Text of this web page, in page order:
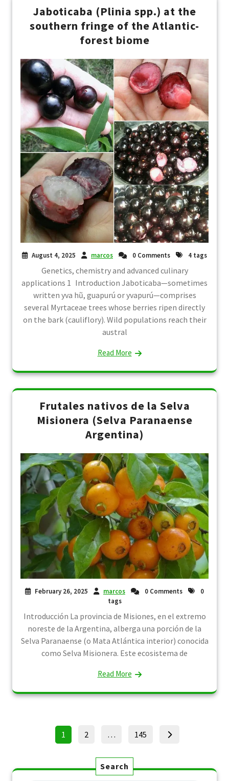
Jaboticaba (Plinia spp.) at the
southern fringe of the Atlantic-
forest biome
August 4, 2025 marcos 0 Comments 4 tags
Genetics, chemistry and advanced culinary
applications 1 Introduction Jaboticaba—sometimes
written yva hũ, guapurú or yvapurú—comprises
several Myrtaceae trees whose berries ripen directly
on the bark (cauliflory). Wild populations reach their
austral
Read More
Frutales nativos de la Selva
Misionera (Selva Paranaense
Argentina)
February 26, 2025 marcos 0 Comments
0
tags
Introducción La provincia de Misiones, en el extremo
noreste de la Argentina, alberga una porción de la
Selva Paranaense (o Mata Atlántica interior) conocida
como Selva Misionera. Este ecosistema de
Read More
Posts
Page
1 Page
2 … Page
145
Search